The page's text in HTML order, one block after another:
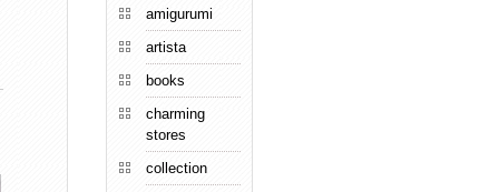
amigurumi
artista
books
charming
stores
collection